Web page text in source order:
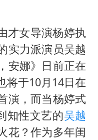
日本广岛民众举行游行反对政府行径
物嫌疑人被拘留
男子杀人后逃进深山21年活得像野人
日韩股市高开跳水 SK海力士下挫转跌
最新路径研判来了
OpenAI为免费用户升级GPT-5.6 Luna
才女导演杨婷执
实力派演员吴越
安娜》日前正在
将于10月14日在
演，而当杨婷式
知性文艺的吴越
花？作为多年闺